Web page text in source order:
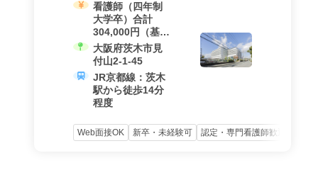
看護師（四年制
大学卒）合計
304,000円（基本
給233,500円 諸
手当20,500円 夜
勤手当50,000
円）
看護師（短大・
専門卒）合計
給232,000円 諸
大阪府茨木市見
付山2-1-45
JR京都線：茨木
駅から徒歩14分
程度
Web面接OK 新卒・未経験可 認定・専門看護師歓迎